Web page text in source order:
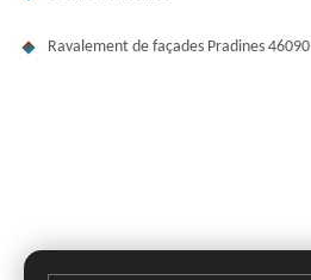
Ravalement de façades Pradines 46090